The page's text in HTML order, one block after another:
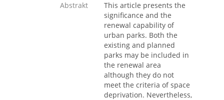
Abstrakt
This article presents the
significance and the
renewal capability of
urban parks. Both the
existing and planned
parks may be included in
the renewal area
although they do not
meet the criteria of space
deprivation. Nevertheless,